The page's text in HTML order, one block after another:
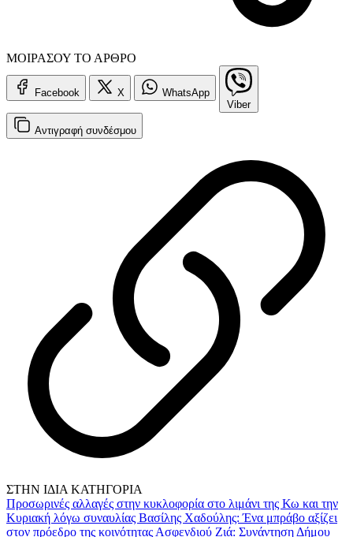
ΜΟΙΡΑΣΟΥ ΤΟ ΑΡΘΡΟ
Facebook X
WhatsApp
Viber
Αντιγραφή συνδέσμου
ΣΤΗΝ ΙΔΙΑ ΚΑΤΗΓΟΡΙΑ
Προσωρινές αλλαγές στην κυκλοφορία στο λιμάνι της Κω και την
Κυριακή λόγω συναυλίας Βασίλης Χαδούλης: Ένα μπράβο αξίζει
στον πρόεδρο της κοινότητας Ασφενδιού Ζιά: Συνάντηση Δήμου